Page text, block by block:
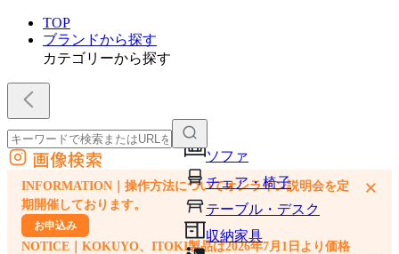
TOP
ブランドから探す
カテゴリーから探す
ソファ
チェア・椅子
テーブル・デスク
収納家具
外部サイトの商品をカートに追加
他のサイトで見つけた商品ページのURLを貼り付けて、カートに追加できます
画像検索
INFORMATION｜操作方法についてオンライン説明会を定
期開催しております。
お申込み
NOTICE｜KOKUYO、ITOKI製品は2026年7月1日より価格
×